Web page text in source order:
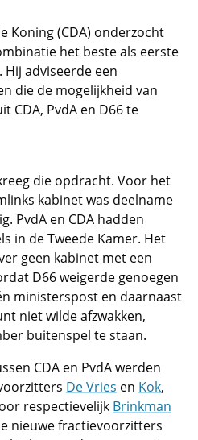
Koning (CDA) onderzocht
het beste als eerste
adviseerde een
die de mogelijkheid van
CDA, PvdA en D66 te
die opdracht. Voor het
kabinet was deelname
PvdA en CDA hadden
in de Tweede Kamer. Het
geen kabinet met een
D66 weigerde genoegen
ministerspost en daarnaast
niet wilde afzwakken,
buitenspel te staan.
CDA en PvdA werden
De Vries en Kok,
respectievelijk Brinkman
nieuwe fractievoorzitters